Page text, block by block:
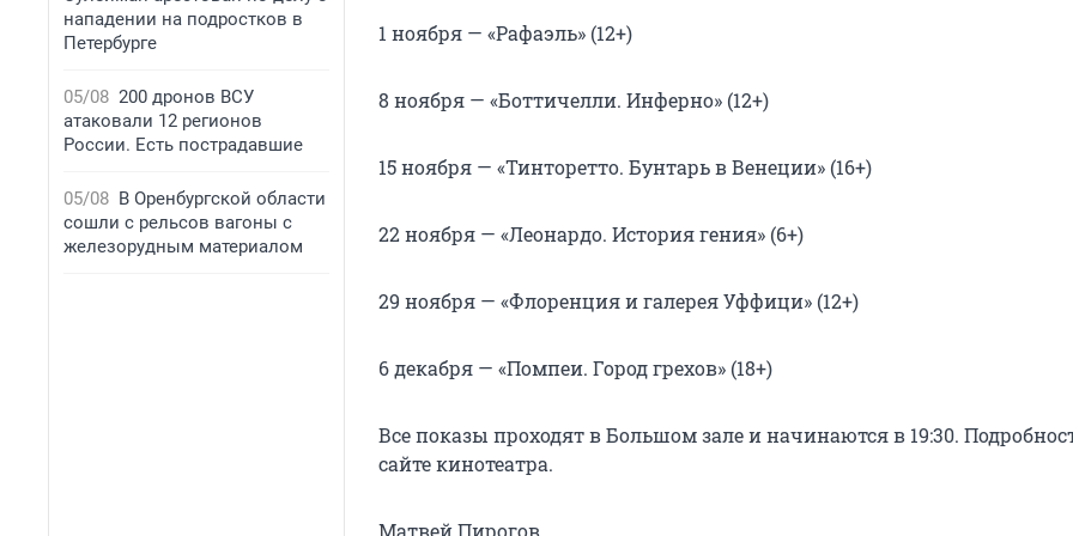
нападении на подростков в
Петербурге
05/08 200 дронов ВСУ
атаковали 12 регионов
России. Есть пострадавшие
05/08 В Оренбургской области
сошли с рельсов вагоны с
железорудным материалом
1 ноября — «Рафаэль» (12+)
8 ноября — «Боттичелли. Инферно» (12+)
15 ноября — «Тинторетто. Бунтарь в Венеции» (16+)
22 ноября — «Леонардо. История гения» (6+)
29 ноября — «Флоренция и галерея Уффици» (12+)
6 декабря — «Помпеи. Город грехов» (18+)
Все показы проходят в Большом зале и начинаются в 19:30.
сайте кинотеатра.
Матвей Пирогов